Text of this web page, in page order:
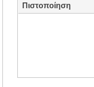
Πιστοποίηση